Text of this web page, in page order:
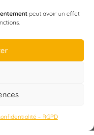
peut avoir un effet
– RGPD
DESIGN
2019